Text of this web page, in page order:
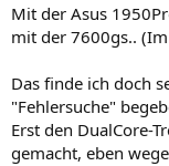
Mit der Asus
mit der 7600gs..
Das finde ich doch
"Fehlersuche"
Erst den DualCore-
gemacht, eben